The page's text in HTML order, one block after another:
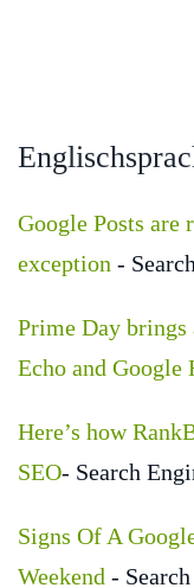
Google Posts are
exception -
Prime Day brings
Echo and Google
Here’s how
SEO- Search
Signs Of A
Weekend -